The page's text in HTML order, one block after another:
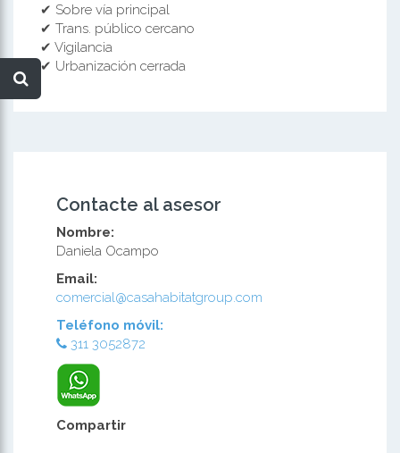
✔ Sobre vía principal
✔ Trans. público cercano
✔ Vigilancia
✔ Urbanización cerrada
Contacte al asesor
Nombre:
Daniela Ocampo
Email:
comercial@casahabitatgroup.com
Teléfono móvil:
311 3052872
Compartir